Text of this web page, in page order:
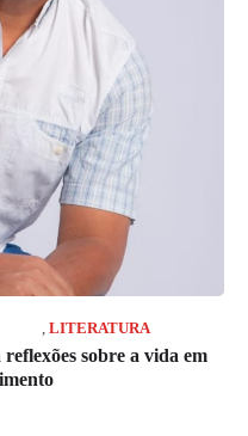
, LITERATURA
sobre a vida em